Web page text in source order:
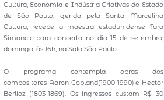
Cultura, Economia e Indústria Criativas do Estado
de São Paulo, gerida pela Santa Marcelina
Cultura, recebe a maestra estadunidense Tara
Simoncic para concerto no dia 15 de setembro,
domingo, às 16h, na Sala São Paulo.
O programa contempla obras dos
compositores Aaron Copland(1900-1990) e Hector
Berlioz (1803-1869). Os ingressos custam R$ 30